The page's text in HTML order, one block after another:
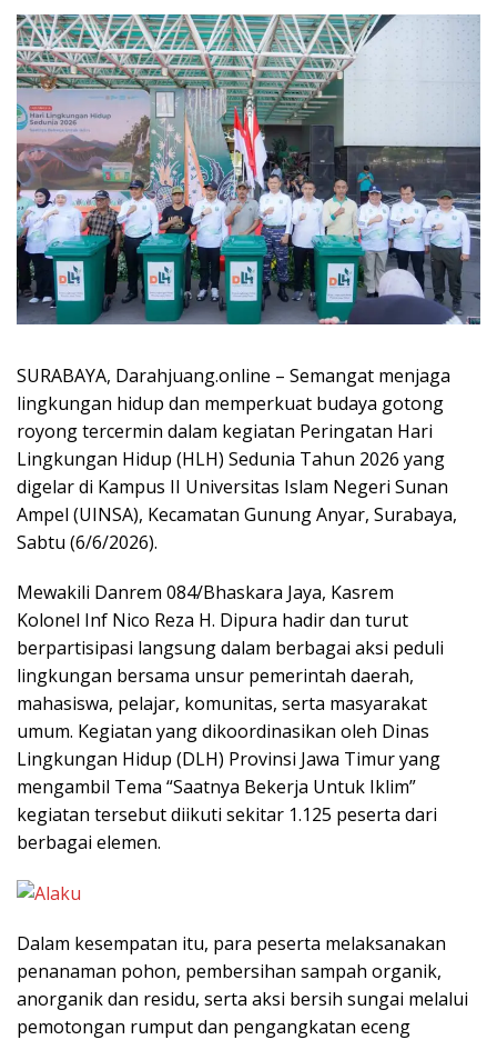
SURABAYA, Darahjuang.online – Semangat menjaga
lingkungan hidup dan memperkuat budaya gotong
royong tercermin dalam kegiatan Peringatan Hari
Lingkungan Hidup (HLH) Sedunia Tahun 2026 yang
digelar di Kampus II Universitas Islam Negeri Sunan
Ampel (UINSA), Kecamatan Gunung Anyar, Surabaya,
Sabtu (6/6/2026).
Mewakili Danrem 084/Bhaskara Jaya, Kasrem
Kolonel Inf Nico Reza H. Dipura hadir dan turut
berpartisipasi langsung dalam berbagai aksi peduli
lingkungan bersama unsur pemerintah daerah,
mahasiswa, pelajar, komunitas, serta masyarakat
umum. Kegiatan yang dikoordinasikan oleh Dinas
Lingkungan Hidup (DLH) Provinsi Jawa Timur yang
mengambil Tema “Saatnya Bekerja Untuk Iklim”
kegiatan tersebut diikuti sekitar 1.125 peserta dari
berbagai elemen.
Dalam kesempatan itu, para peserta melaksanakan
penanaman pohon, pembersihan sampah organik,
anorganik dan residu, serta aksi bersih sungai melalui
pemotongan rumput dan pengangkatan eceng